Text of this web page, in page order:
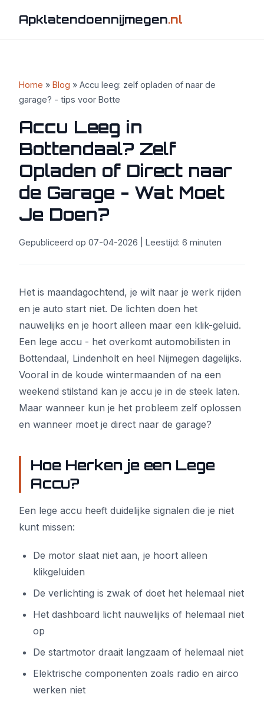
Apklatendoennijmegen.nl
Home » Blog » Accu leeg: zelf opladen of naar de
garage? - tips voor Botte
Accu Leeg in
Bottendaal? Zelf
Opladen of Direct naar
de Garage - Wat Moet
Je Doen?
Gepubliceerd op 07-04-2026 | Leestijd: 6 minuten
Het is maandagochtend, je wilt naar je werk rijden
en je auto start niet. De lichten doen het
nauwelijks en je hoort alleen maar een klik-geluid.
Een lege accu - het overkomt automobilisten in
Bottendaal, Lindenholt en heel Nijmegen dagelijks.
Vooral in de koude wintermaanden of na een
weekend stilstand kan je accu je in de steek laten.
Maar wanneer kun je het probleem zelf oplossen
en wanneer moet je direct naar de garage?
Hoe Herken je een Lege
Accu?
Een lege accu heeft duidelijke signalen die je niet
kunt missen:
De motor slaat niet aan, je hoort alleen
klikgeluiden
De verlichting is zwak of doet het helemaal niet
Het dashboard licht nauwelijks of helemaal niet
op
De startmotor draait langzaam of helemaal niet
Elektrische componenten zoals radio en airco
werken niet